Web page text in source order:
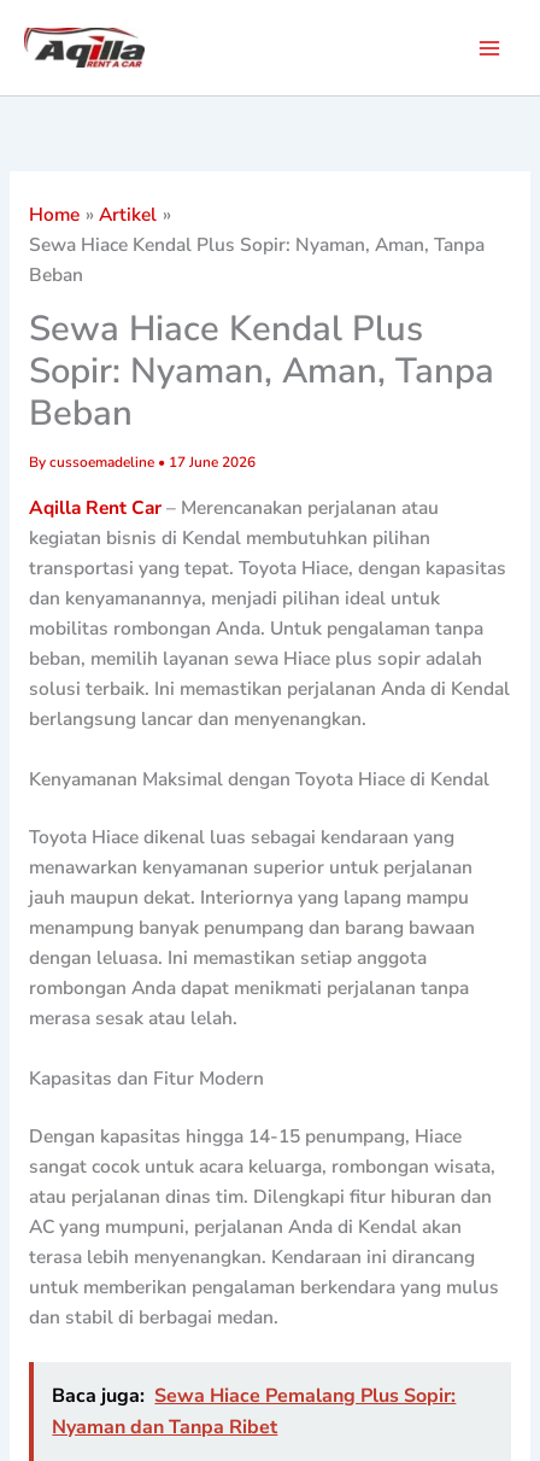
Home
Artikel
Sewa Hiace Kendal Plus Sopir: Nyaman, Aman, Tanpa
Beban
Sewa Hiace Kendal Plus
Sopir: Nyaman, Aman, Tanpa
Beban
Bycussoemadeline • 17 June 2026
Aqilla Rent Car– Merencanakan perjalanan atau
kegiatan bisnis di Kendal membutuhkan pilihan
transportasi yang tepat. Toyota Hiace, dengan kapasitas
dan kenyamanannya, menjadi pilihan ideal untuk
mobilitas rombongan Anda. Untuk pengalaman tanpa
beban, memilih layanan sewa Hiace plus sopir adalah
solusi terbaik. Ini memastikan perjalanan Anda di Kendal
berlangsung lancar dan menyenangkan.
Kenyamanan Maksimal dengan Toyota Hiace di Kendal
Toyota Hiace dikenal luas sebagai kendaraan yang
menawarkan kenyamanan superior untuk perjalanan
jauh maupun dekat. Interiornya yang lapang mampu
menampung banyak penumpang dan barang bawaan
dengan leluasa. Ini memastikan setiap anggota
rombongan Anda dapat menikmati perjalanan tanpa
merasa sesak atau lelah.
Kapasitas dan Fitur Modern
Dengan kapasitas hingga 14-15 penumpang, Hiace
sangat cocok untuk acara keluarga, rombongan wisata,
atau perjalanan dinas tim. Dilengkapi fitur hiburan dan
AC yang mumpuni, perjalanan Anda di Kendal akan
terasa lebih menyenangkan. Kendaraan ini dirancang
untuk memberikan pengalaman berkendara yang mulus
dan stabil di berbagai medan.
Baca juga: Sewa Hiace Pemalang Plus Sopir:
Nyaman dan Tanpa Ribet